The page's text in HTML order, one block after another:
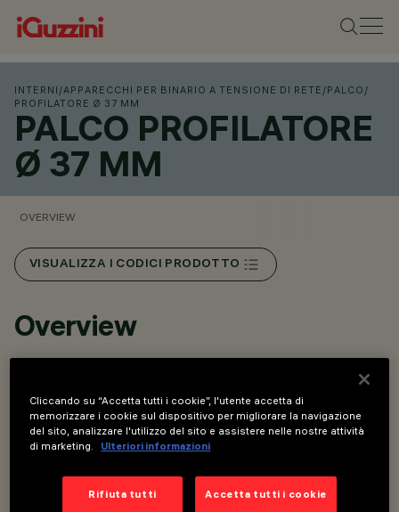
INTERNI /APPARECCHI PER BINARIO A TENSIONE DI RETE /PALCO /
PROFILATORE Ø 37 MM
PALCO PROFILATORE
Ø 37 MM
OVERVIEW
VISUALIZZA I CODICI PRODOTTO
Overview
Realizzati in pressofusione di alluminio.
Rotazione di 360° sull’asse verticale, inclinazione di +10°
- 90° rispetto al piano orizzontale con blocco meccanico
del puntamento.
Cliccando su “Accetta tutti i cookie”, l'utente accetta di
memorizzare i cookie sul dispositivo per migliorare la navigazione
del sito, analizzare l'utilizzo del sito e assistere nelle nostre attività
di marketing.
Ulteriori informazioni
Rifiuta tutti Accetta tutti i cookie